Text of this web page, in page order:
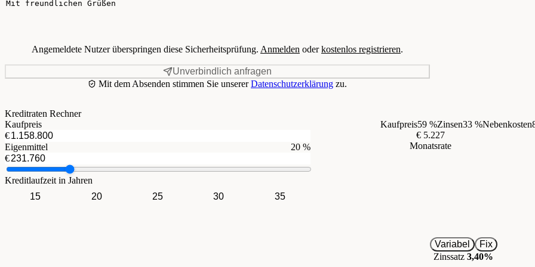
Angemeldete Nutzer überspringen diese Sicherheitsprüfung. Anmelden oderkostenlos registrieren.
Unverbindlich anfragen
Mit dem Absenden stimmen Sie unsererDatenschutzerklärung zu.
Kreditraten Rechner
Kaufpreis
€
Eigenmittel
20 %
€
Kreditlaufzeit in Jahren
15
20 25 30 35
Kaufpreis59 %Zinsen33 %Nebenkosten
€ 5.227
Monatsrate
Variabel
Fix
Zinssatz 3,40%